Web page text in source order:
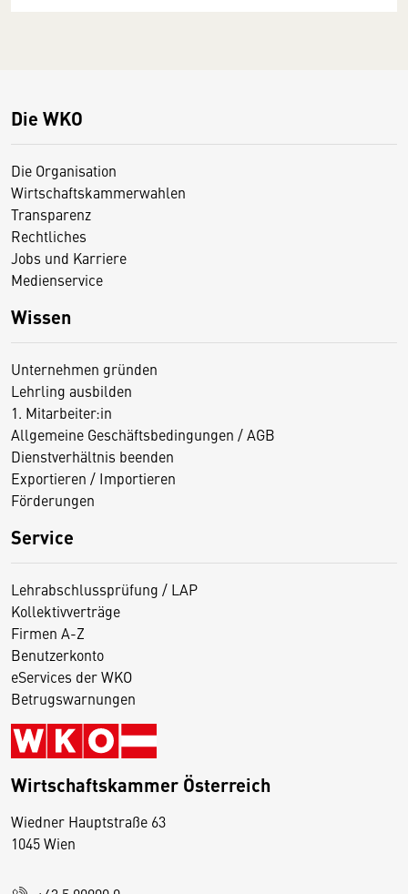
Die WKO
Die Organisation
Wirtschaftskammerwahlen
Transparenz
Rechtliches
Jobs und Karriere
Medienservice
Wissen
Unternehmen gründen
Lehrling ausbilden
1. Mitarbeiter:in
Allgemeine Geschäftsbedingungen / AGB
Dienstverhältnis beenden
Exportieren / Importieren
Förderungen
Service
Lehrabschlussprüfung / LAP
Kollektivverträge
Firmen A-Z
Benutzerkonto
eServices der WKO
Betrugswarnungen
Wirtschaftskammer Österreich
Wiedner Hauptstraße 63
1045 Wien
D